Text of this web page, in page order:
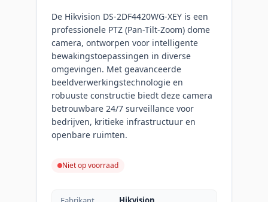
De Hikvision DS-2DF4420WG-XEY is een
professionele PTZ (Pan-Tilt-Zoom) dome
camera, ontworpen voor intelligente
bewakingstoepassingen in diverse
omgevingen. Met geavanceerde
beeldverwerkingstechnologie en
robuuste constructie biedt deze camera
betrouwbare 24/7 surveillance voor
bedrijven, kritieke infrastructuur en
openbare ruimten.
Niet op voorraad